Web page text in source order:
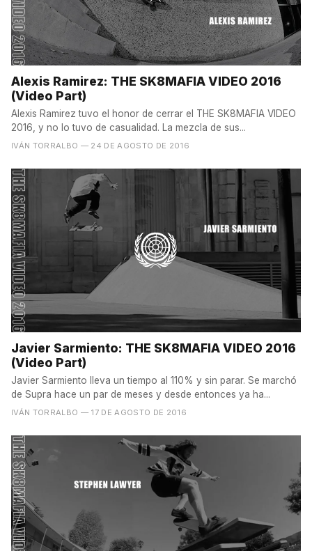
Alexis Ramirez: THE SK8MAFIA VIDEO 2016
(Video Part)
Alexis Ramirez tuvo el honor de cerrar el THE SK8MAFIA VIDEO
2016, y no lo tuvo de casualidad. La mezcla de sus...
IVÁN TORRALBO — 24 DE AGOSTO DE 2016
Javier Sarmiento: THE SK8MAFIA VIDEO 2016
(Video Part)
Javier Sarmiento lleva un tiempo al 110% y sin parar. Se marchó
de Supra hace un par de meses y desde entonces ya ha...
IVÁN TORRALBO — 17 DE AGOSTO DE 2016